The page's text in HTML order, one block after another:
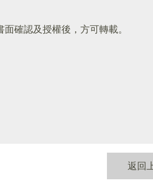
面確認及授權後，方可轉載。
返回